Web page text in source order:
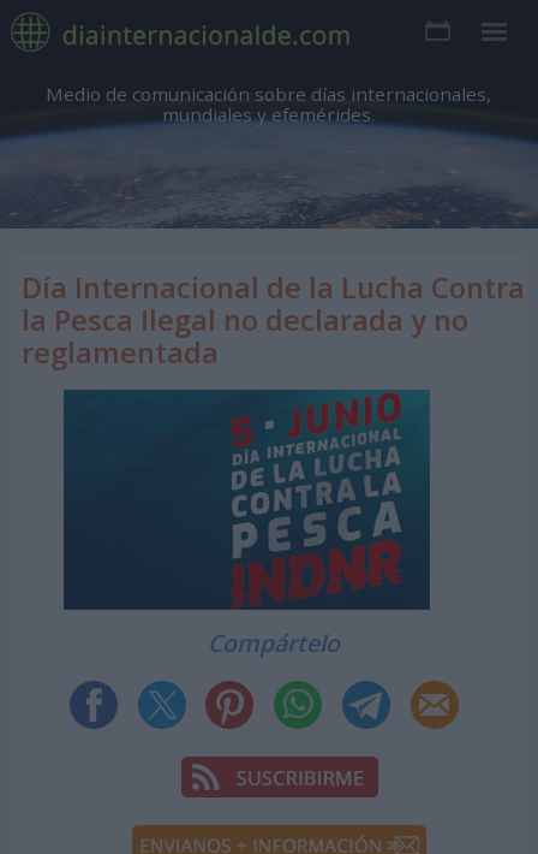
Medio de comunicación sobre días internacionales,
mundiales y efemérides.
Día Internacional de la Lucha Contra
la Pesca Ilegal no declarada y no
reglamentada
Compártelo